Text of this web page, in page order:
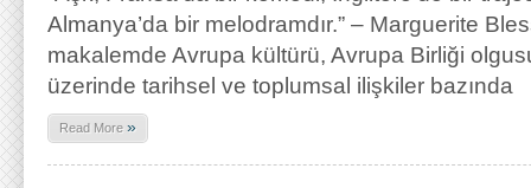
Almanya’da bir melodramdır.” – Marguerite
makalemde Avrupa kültürü, Avrupa Birliği
üzerinde tarihsel ve toplumsal ilişkiler bazında
Read More »